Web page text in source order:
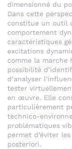
dimensionné du
Dans cette
constitue un outil
comportement
caractéristiques
excitations
comme la marche
possibilité
d’analyser
tester
en œuvre. Elle
particulièrement
technico-
problématiques
permet d’éviter
posteriori.